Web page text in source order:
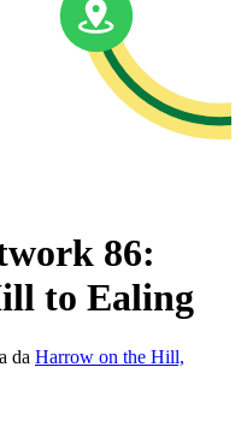
86:
to Ealing
da Harrow on the Hill,